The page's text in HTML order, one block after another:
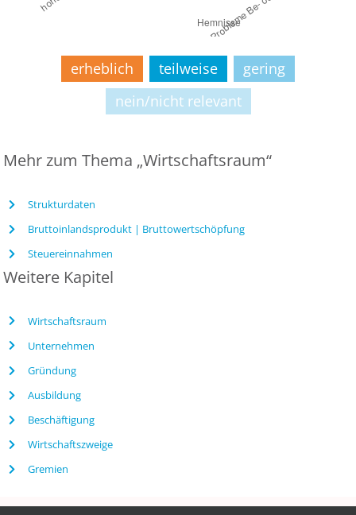
erheblich teilweise
gering
nein/nicht relevant
Mehr zum Thema „Wirtschaftsraum“
Strukturdaten
Bruttoinlandsprodukt | Bruttowertschöpfung
Steuereinnahmen
Weitere Kapitel
Wirtschaftsraum
Unternehmen
Gründung
Ausbildung
Beschäftigung
Wirtschaftszweige
Gremien